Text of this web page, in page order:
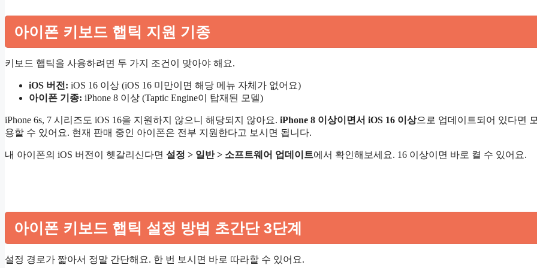
아이폰 키보드 햅틱 지원 기종
키보드 햅틱을 사용하려면 두 가지 조건이 맞아야 해요.
iOS 버전: iOS 16 이상 (iOS 16 미만이면 해당 메뉴 자체가 없어요)
아이폰 기종: iPhone 8 이상 (Taptic Engine이 탑재된 모델)
iPhone 6s, 7 시리즈도 iOS 16을 지원하지 않으니 해당되지 않아요. iPhone 8 이상이면서 iOS 16 이상으로 업데이트되어 있다면
용할 수 있어요. 현재 판매 중인 아이폰은 전부 지원한다고 보시면 됩니다.
내 아이폰의 iOS 버전이 헷갈리신다면 설정 > 일반 > 소프트웨어 업데이트에서 확인해보세요. 16 이상이면 바로 켤 수 있어요.
아이폰 키보드 햅틱 설정 방법 초간단 3단계
설정 경로가 짧아서 정말 간단해요. 한 번 보시면 바로 따라할 수 있어요.